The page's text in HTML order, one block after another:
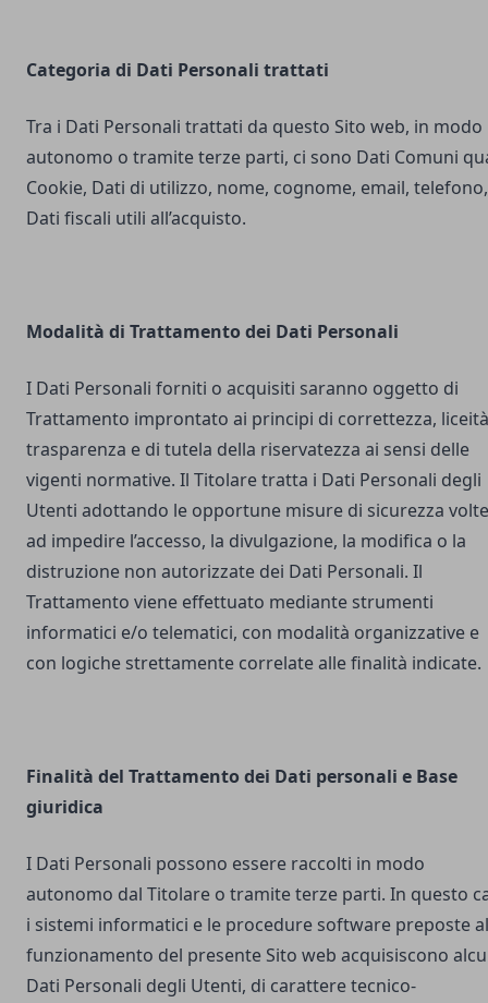
Categoria di Dati Personali trattati
Tra i Dati Personali trattati da questo Sito web, in modo
autonomo o tramite terze parti, ci sono Dati Comuni
Cookie, Dati di utilizzo, nome, cognome, email, telefono,
Dati fiscali utili all’acquisto.
Modalità di Trattamento dei Dati Personali
I Dati Personali forniti o acquisiti saranno oggetto di
Trattamento improntato ai principi di correttezza,
trasparenza e di tutela della riservatezza ai sensi delle
vigenti normative. Il Titolare tratta i Dati Personali degli
Utenti adottando le opportune misure di sicurezza volte
ad impedire l’accesso, la divulgazione, la modifica o la
distruzione non autorizzate dei Dati Personali. Il
Trattamento viene effettuato mediante strumenti
informatici e/o telematici, con modalità organizzative e
con logiche strettamente correlate alle finalità indicate.
Finalità del Trattamento dei Dati personali e Base
giuridica
I Dati Personali possono essere raccolti in modo
autonomo dal Titolare o tramite terze parti. In questo
i sistemi informatici e le procedure software preposte al
funzionamento del presente Sito web acquisiscono
Dati Personali degli Utenti, di carattere tecnico-